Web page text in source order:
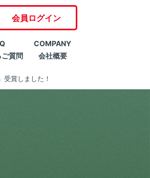
会員ログイン
質問
COMPANY
会社概要
受賞しました！